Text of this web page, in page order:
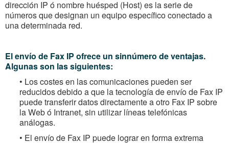
dirección IP ó nombre huésped (Host) es la serie de
números que designan un equipo específico conectado a
una determinada red.
El envío de Fax IP ofrece un sinnúmero de ventajas.
Algunas son las siguientes:
• Los costes en las comunicaciones pueden ser
reducidos debido a que la tecnología de envío de Fax IP
puede transferir datos directamente a otro Fax IP sobre
la Web ó Intranet, sin utilizar líneas telefónicas
análogas.
• El envío de Fax IP puede lograr en forma extrema